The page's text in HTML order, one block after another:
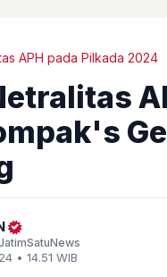
APH pada Pilkada 2024
• 14.51 WIB